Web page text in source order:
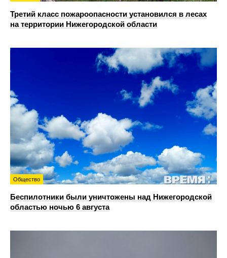
Третий класс пожароопасности установился в лесах
на территории Нижегородской области
Общество
Беспилотники были уничтожены над Нижегородской
областью ночью 6 августа